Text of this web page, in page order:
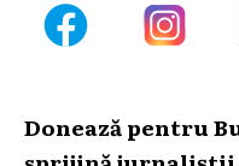
Donează pentru